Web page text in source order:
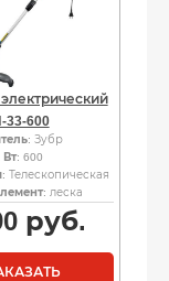
600
: Зубр
: 600
: Телескопическая
: леска
руб.